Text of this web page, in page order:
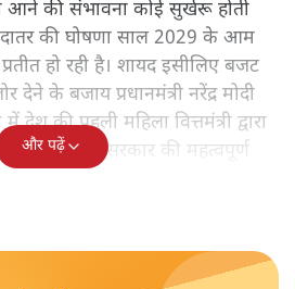
की संभावना कोई सुर्खरू होती
की घोषणा साल 2029 के आम
हो रही है। शायद इसीलिए बजट
के बजाय प्रधानमंत्री नरेंद्र मोदी
देश की पहली महिला वित्तमंत्री द्वारा
को अपनी सरकार की महत्वपूर्ण
पड़ा।
और पढ़ें